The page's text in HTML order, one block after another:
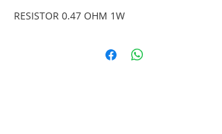
RESISTOR 0.47 OHM 1W